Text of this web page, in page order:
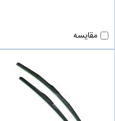
مقایسه